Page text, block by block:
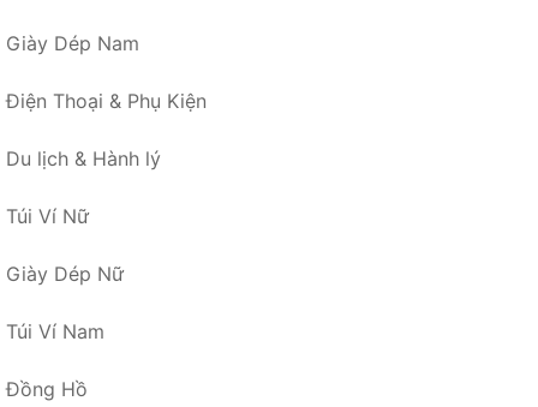
Giày Dép Nam
Điện Thoại & Phụ Kiện
Du lịch & Hành lý
Túi Ví Nữ
Giày Dép Nữ
Túi Ví Nam
Đồng Hồ